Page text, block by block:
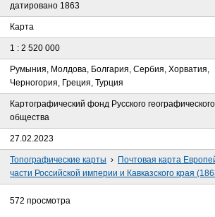
датировано 1863
Карта
1 : 2 520 000
Румыния, Молдова, Болгария, Сербия, Хорватия,
Черногория, Греция, Турция
Картографический фонд Русского географического
общества
27.02.2023
Топографические карты › Почтовая карта
части Российской империи и Кавказского края
572 просмотра